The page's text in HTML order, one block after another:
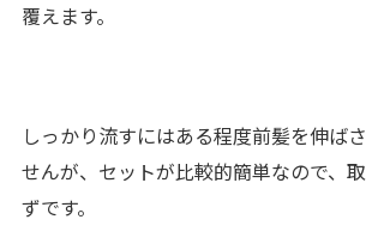
覆えます。
しっかり流すにはある程度前髪を伸ば
せんが、セットが比較的簡単なので、
ずです。